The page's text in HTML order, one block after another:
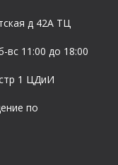
д 42А ТЦ
вс 11:00 до 18:00
1 ЦДиИ
по